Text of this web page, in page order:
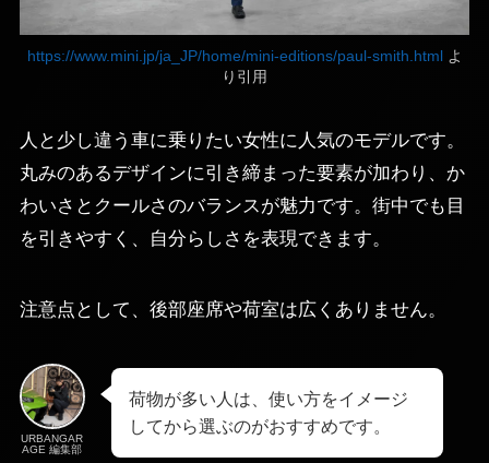
https://www.mini.jp/ja_JP/home/mini-editions/paul-smith.html よ
り引用
人と少し違う車に乗りたい女性に人気のモデルです。
丸みのあるデザインに引き締まった要素が加わり、か
わいさとクールさのバランスが魅力です。街中でも目
を引きやすく、自分らしさを表現できます。
注意点として、後部座席や荷室は広くありません。
URBANGAR
AGE 編集部
荷物が多い人は、使い方をイメージ
してから選ぶのがおすすめです。